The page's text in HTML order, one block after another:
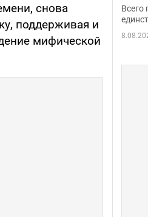
снова
поддерживая и
мифической
Всего